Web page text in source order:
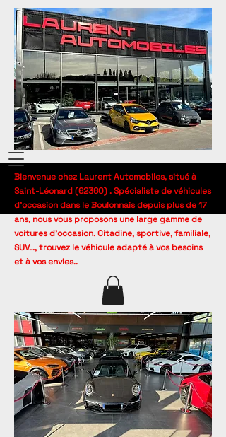
Bienvenue chez Laurent Automobiles, situé à
Saint-Léonard (62360) . Spécialiste de véhicules
d’occasion dans le Boulonnais depuis plus de 17
ans, nous vous proposons une large gamme de
voitures d’occasion. Citadine, sportive, familiale,
SUV…, trouvez le véhicule adapté à vos besoins
et à vos envies..